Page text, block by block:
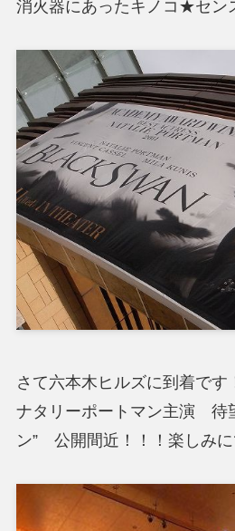
消火器にあったキノコ★セン
さて六本木ヒルズに到着です
ナタリーポートマン主演 待
ン” 公開間近！！！楽しみに